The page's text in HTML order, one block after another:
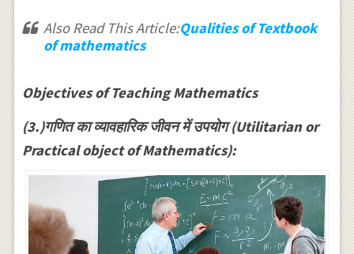
Also Read This Article:Qualities of Textbook
of mathematics
Objectives of Teaching Mathematics
(3.)गणित का व्यावहारिक जीवन में उपयोग (Utilitarian or
Practical object of Mathematics):